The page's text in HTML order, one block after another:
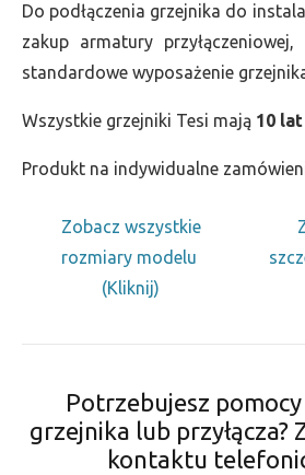
Do podłączenia grzejnika do
zakup armatury
standardowe wyposażenie
Wszystkie grzejniki Tesi mają 10
Produkt na indywidualne
Zobacz wszystkie
rozmiary modelu
(Kliknij)
Potrzebujesz
grzejnika lub przyłącza?
kontaktu